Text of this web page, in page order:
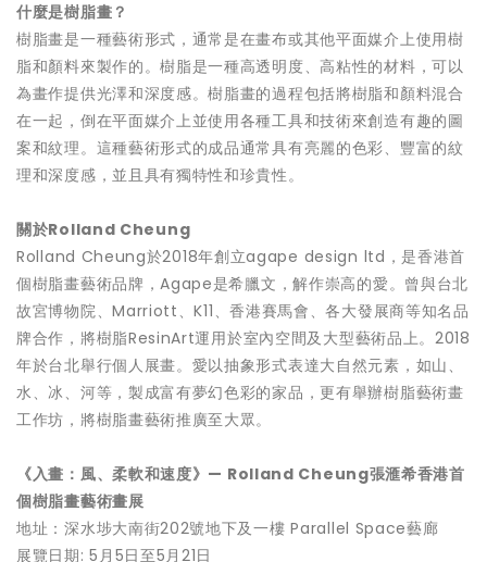
什麼是樹脂畫？
樹脂畫是一種藝術形式，通常是在畫布或其他平面媒介上使用樹
脂和顏料來製作的。樹脂是一種高透明度、高粘性的材料，可以
為畫作提供光澤和深度感。樹脂畫的過程包括將樹脂和顏料混合
在一起，倒在平面媒介上並使用各種工具和技術來創造有趣的圖
案和紋理。這種藝術形式的成品通常具有亮麗的色彩、豐富的紋
理和深度感，並且具有獨特性和珍貴性。
關於Rolland Cheung
Rolland Cheung於2018年創立agape design ltd，是香港首
個樹脂畫藝術品牌，Agape是希臘文，解作崇高的愛。曾與台北
故宮博物院、Marriott、K11、香港賽馬會、各大發展商等知名品
牌合作，將樹脂ResinArt運用於室內空間及大型藝術品上。2018
年於台北舉行個人展畫。愛以抽象形式表達大自然元素，如山、
水、冰、河等，製成富有夢幻色彩的家品，更有舉辦樹脂藝術畫
工作坊，將樹脂畫藝術推廣至大眾。
《入畫：風、柔軟和速度》 — Rolland Cheung張滙希香港首
個樹脂畫藝術畫展
地址：深水埗大南街202號地下及一樓 Parallel Space藝廊
展覽日期: 5月5日至5月21日